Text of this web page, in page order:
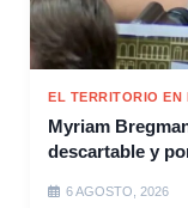
EL TERRITORIO EN
Myriam
descartable y
6 AGOSTO, 2026